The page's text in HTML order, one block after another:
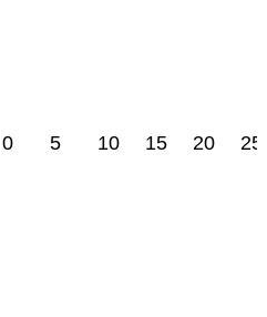
0 5 10 15 20 25